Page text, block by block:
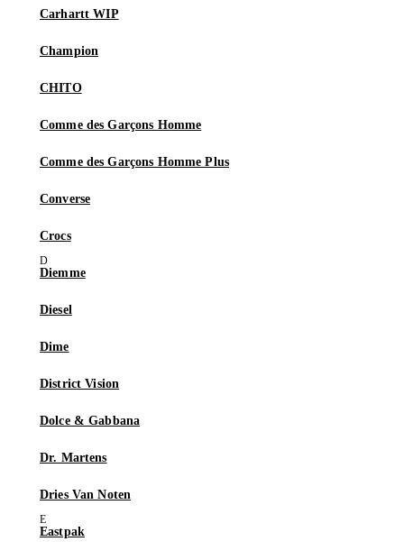
Carhartt WIP
Champion
CHITO
Comme des Garçons Homme
Comme des Garçons Homme Plus
Converse
Crocs
Diemme
Diesel
Dime
District Vision
Dolce & Gabbana
Dr. Martens
Dries Van Noten
Eastpak